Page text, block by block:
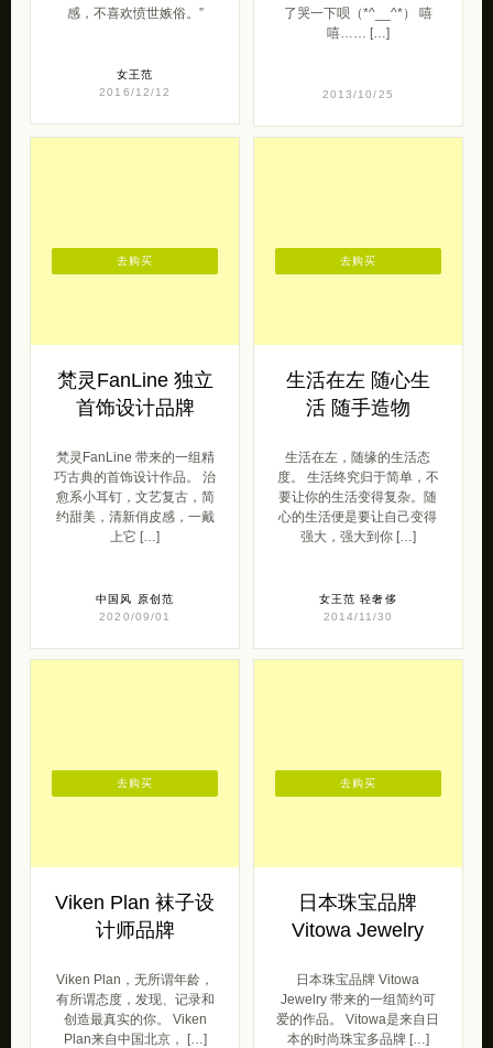
感，不喜欢愤世嫉俗。”
女王范
2016/12/12
了哭一下呗（*^__^*） 嘻
嘻…… […]
2013/10/25
梵灵FanLine 独立
首饰设计品牌
梵灵FanLine 带来的一组精
巧古典的首饰设计作品。 治
愈系小耳钉，文艺复古，简
约甜美，清新俏皮感，一戴
上它 […]
中国风
原创范
2020/09/01
去购买
生活在左 随心生
活 随手造物
生活在左，随缘的生活态
度。 生活终究归于简单，不
要让你的生活变得复杂。随
心的生活便是要让自己变得
强大，强大到你 […]
女王范 轻奢侈
2014/11/30
去购买
Viken Plan 袜子设
计师品牌
Viken Plan，无所谓年龄，
有所谓态度，发现、记录和
创造最真实的你。 Viken
Plan来自中国北京， […]
去购买
日本珠宝品牌
Vitowa Jewelry
日本珠宝品牌 Vitowa
Jewelry 带来的一组简约可
爱的作品。 Vitowa是来自日
本的时尚珠宝多品牌 […]
去购买